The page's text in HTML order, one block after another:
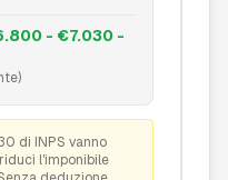
- €7.030 -
di INPS vanno
l'imponibile